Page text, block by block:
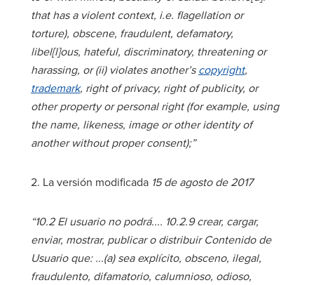
that has a violent context, i.e. flagellation or
torture), obscene, fraudulent, defamatory,
libel[l]ous, hateful, discriminatory, threatening or
harassing, or (ii) violates another’scopyright,
trademark, right of privacy, right of publicity, or
other property or personal right (for example, using
the name, likeness, image or other identity of
another without proper consent);”
2. La versión modificada 15 de agosto de 2017
“10.2 El usuario no podrá.... 10.2.9 crear, cargar,
enviar, mostrar, publicar o distribuir Contenido de
Usuario que: ...(a) sea explícito, obsceno, ilegal,
fraudulento, difamatorio, calumnioso, odioso,